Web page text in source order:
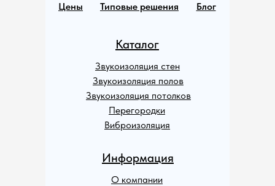
Каталог
Звукоизоляция стен
Звукоизоляция полов
Звукоизоляция потолков
Перегородки
Виброизоляция
Информация
О компании
Цены
Типовые решения Блог